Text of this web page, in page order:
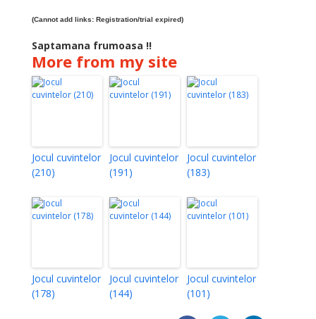
(Cannot add links: Registration/trial expired)
Saptamana frumoasa !!
More from my site
Jocul cuvintelor
(210)
Jocul cuvintelor
(191)
Jocul cuvintelor
(183)
Jocul cuvintelor
(178)
Jocul cuvintelor
(144)
Jocul cuvintelor
(101)